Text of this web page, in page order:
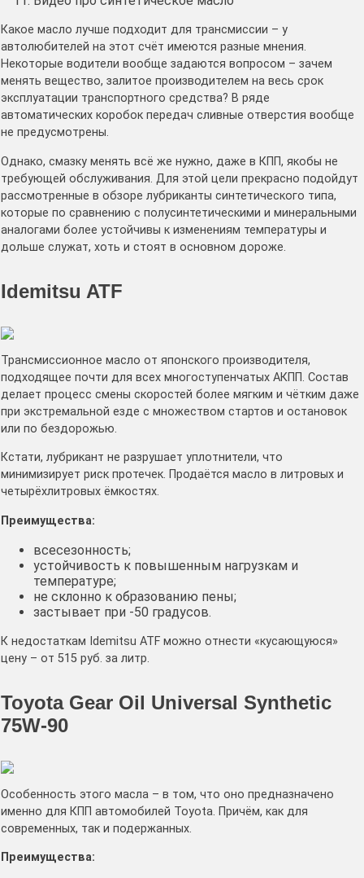
Какое масло лучше подходит для трансмиссии – у
автолюбителей на этот счёт имеются разные мнения.
Некоторые водители вообще задаются вопросом – зачем
менять вещество, залитое производителем на весь срок
эксплуатации транспортного средства? В ряде
автоматических коробок передач сливные отверстия вообще
не предусмотрены.
Однако, смазку менять всё же нужно, даже в КПП, якобы не
требующей обслуживания. Для этой цели прекрасно подойдут
рассмотренные в обзоре лубриканты синтетического типа,
которые по сравнению с полусинтетическими и минеральными
аналогами более устойчивы к изменениям температуры и
дольше служат, хоть и стоят в основном дороже.
Idemitsu ATF
Трансмиссионное масло от японского производителя,
подходящее почти для всех многоступенчатых АКПП. Состав
делает процесс смены скоростей более мягким и чётким даже
при экстремальной езде с множеством стартов и остановок
или по бездорожью.
Кстати, лубрикант не разрушает уплотнители, что
минимизирует риск протечек. Продаётся масло в литровых и
четырёхлитровых ёмкостях.
Преимущества:
всесезонность;
устойчивость к повышенным нагрузкам и
температуре;
не склонно к образованию пены;
застывает при -50 градусов.
К недостаткам Idemitsu ATF можно отнести «кусающуюся»
цену – от 515 руб. за литр.
Toyota Gear Oil Universal Synthetic
75W-90
Особенность этого масла – в том, что оно предназначено
именно для КПП автомобилей Toyota. Причём, как для
современных, так и подержанных.
Преимущества: